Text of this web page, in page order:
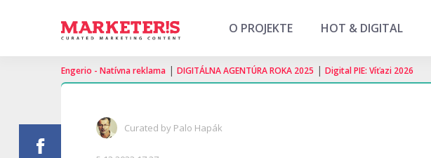
O PROJEKTE HOT & DIGITAL
Engerio - Natívna reklama | DIGITÁLNA AGENTÚRA ROKA 2025 | Digital PIE: Víťazi 2026
Curated by Palo Hapák